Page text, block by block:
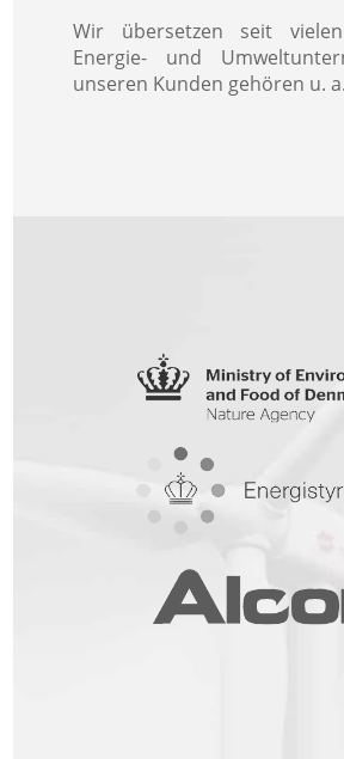
Wir übersetzen seit
Energie- und
unseren Kunden gehören u.